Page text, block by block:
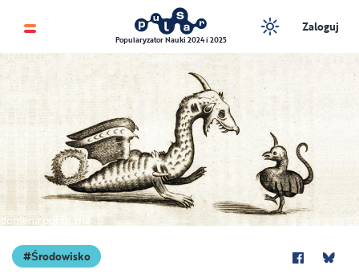
Popularyzator Nauki 2024 i 2025
Zaloguj
domena publiczna
Środowisko